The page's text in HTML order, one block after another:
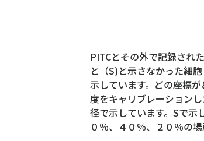
PITCとその外で記録され
と（S)と示さなかった細
示しています。どの座標
度をキャリブレーション
径で示しています。Sで示
０％、４０％、２０％の